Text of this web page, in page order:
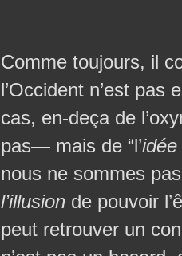
Comme toujours, il
l’Occident n’est
cas, en-deça de
pas— mais de “l’idée
nous ne sommes
l’illusion de pouvoir
peut retrouver un